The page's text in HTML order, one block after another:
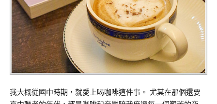
我大概從國中時期，就愛上喝咖啡這件事。 尤其在那個還要